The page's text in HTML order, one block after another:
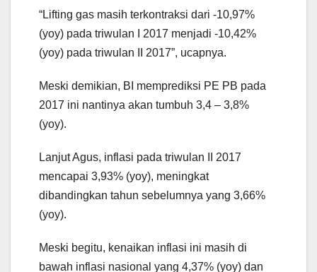
“Lifting gas masih terkontraksi dari -10,97%
(yoy) pada triwulan I 2017 menjadi -10,42%
(yoy) pada triwulan II 2017”, ucapnya.
Meski demikian, BI memprediksi PE PB pada
2017 ini nantinya akan tumbuh 3,4 – 3,8%
(yoy).
Lanjut Agus, inflasi pada triwulan II 2017
mencapai 3,93% (yoy), meningkat
dibandingkan tahun sebelumnya yang 3,66%
(yoy).
Meski begitu, kenaikan inflasi ini masih di
bawah inflasi nasional yang 4,37% (yoy) dan